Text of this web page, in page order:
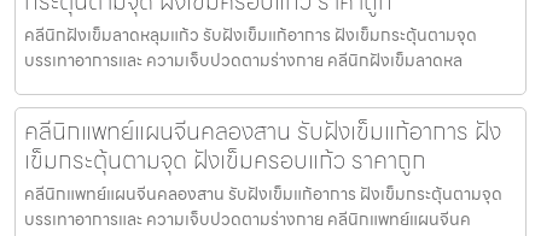
คลีนิกฝังเข็มลาดหลุมแก้ว รับฝังเข็มแก้อาการ ฝังเข็มกระตุ้นตามจุด
บรรเทาอาการและ ความเจ็บปวดตามร่างกาย คลีนิกฝังเข็มลาดหล
คลีนิกแพทย์แผนจีนคลองสาน รับฝังเข็มแก้อาการ ฝัง
เข็มกระตุ้นตามจุด ฝังเข็มครอบแก้ว ราคาถูก
คลีนิกแพทย์แผนจีนคลองสาน รับฝังเข็มแก้อาการ ฝังเข็มกระตุ้นตามจุด
บรรเทาอาการและ ความเจ็บปวดตามร่างกาย คลีนิกแพทย์แผนจีนค